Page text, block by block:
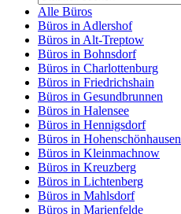
Alle Büros
Büros in Adlershof
Büros in Alt-Treptow
Büros in Bohnsdorf
Büros in Charlottenburg
Büros in Friedrichshain
Büros in Gesundbrunnen
Büros in Halensee
Büros in Hennigsdorf
Büros in Hohenschönhausen
Büros in Kleinmachnow
Büros in Kreuzberg
Büros in Lichtenberg
Büros in Mahlsdorf
Büros in Marienfelde